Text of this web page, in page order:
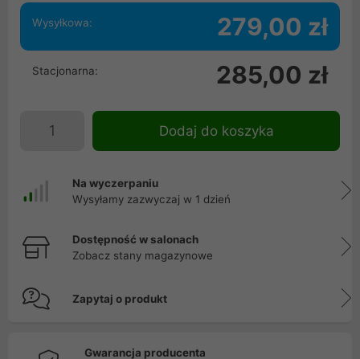
Wysyłkowa: 279,00 zł
Stacjonarna: 285,00 zł
Dodaj do koszyka
Na wyczerpaniu
Wysyłamy zazwyczaj w 1 dzień
Dostępność w salonach
Zobacz stany magazynowe
Zapytaj o produkt
Gwarancja producenta